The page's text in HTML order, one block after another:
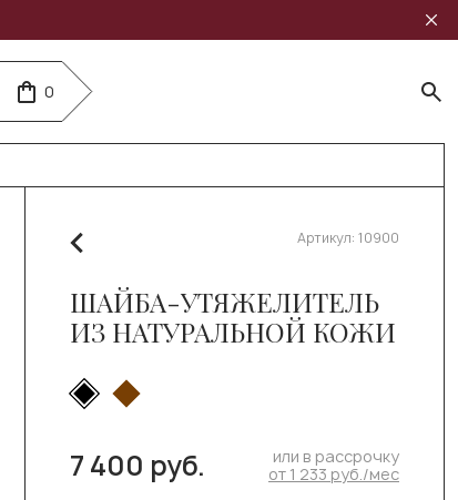
0
Артикул: 10900
ШАЙБА-УТЯЖЕЛИТЕЛЬ
ИЗ НАТУРАЛЬНОЙ КОЖИ
7 400 руб.
или в рассрочку
от 1 233 руб./мес